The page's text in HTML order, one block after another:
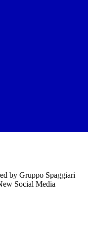
by Gruppo Spaggiari
Social Media